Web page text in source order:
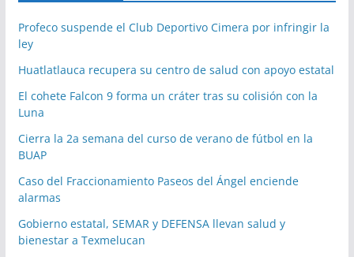
Profeco suspende el Club Deportivo Cimera por infringir la
ley
Huatlatlauca recupera su centro de salud con apoyo estatal
El cohete Falcon 9 forma un cráter tras su colisión con la
Luna
Cierra la 2a semana del curso de verano de fútbol en la
BUAP
Caso del Fraccionamiento Paseos del Ángel enciende
alarmas
Gobierno estatal, SEMAR y DEFENSA llevan salud y
bienestar a Texmelucan